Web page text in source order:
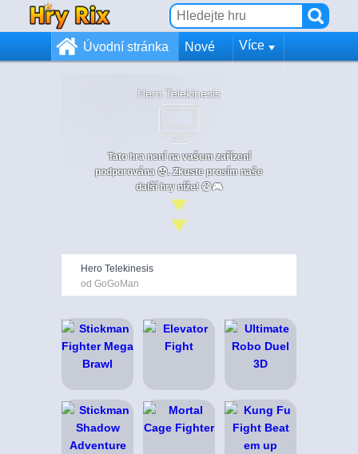
Úvodní stránka Nové Více
Hero Telekinesis
Tato hra není na vašem zařízení
podporována 😞. Zkuste prosím naše
další hry níže! 😄🎮
Hero Telekinesis
od GoGoMan